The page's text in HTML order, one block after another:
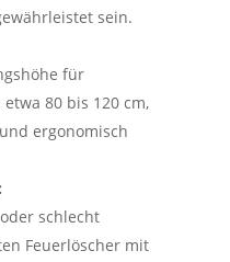
sein.
für
80 bis 120 cm,
ergonomisch
schlecht
Feuerlöscher mit